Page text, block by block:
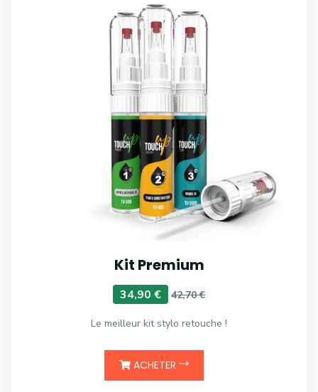
Kit Premium
34,90 € 42,70 €
Le meilleur kit stylo retouche !
ACHETER